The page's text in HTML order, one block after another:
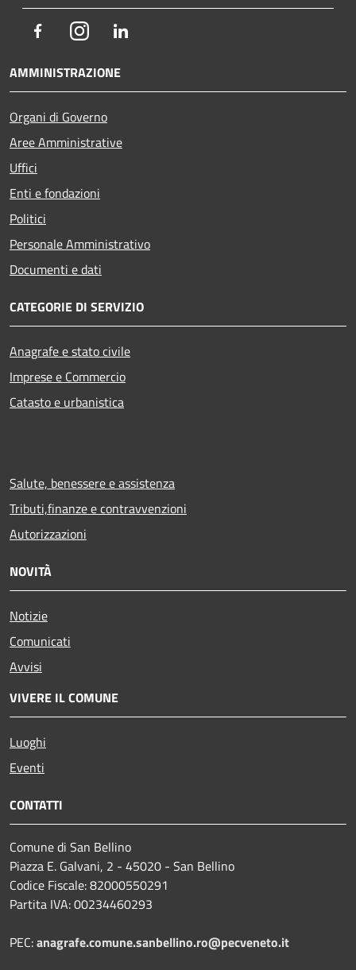
FacebookInstagram
AMMINISTRAZIONE
Organi di Governo
Aree Amministrative
Uffici
Enti e fondazioni
Politici
Personale Amministrativo
Documenti e dati
CATEGORIE DI SERVIZIO
Anagrafe e stato civile
Imprese e Commercio
Catasto e urbanistica
Salute, benessere e assistenza
Tributi,finanze e contravvenzioni
Autorizzazioni
NOVITÀ
Notizie
Comunicati
Avvisi
VIVERE IL COMUNE
Luoghi
Eventi
CONTATTI
Comune di San Bellino
Piazza E. Galvani, 2 - 45020 - San Bellino
Codice Fiscale: 82000550291
Partita IVA: 00234460293
PEC:anagrafe.comune.sanbellino.ro@pecveneto.it